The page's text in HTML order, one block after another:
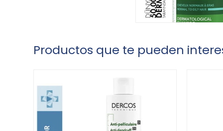
Productos que te pueden